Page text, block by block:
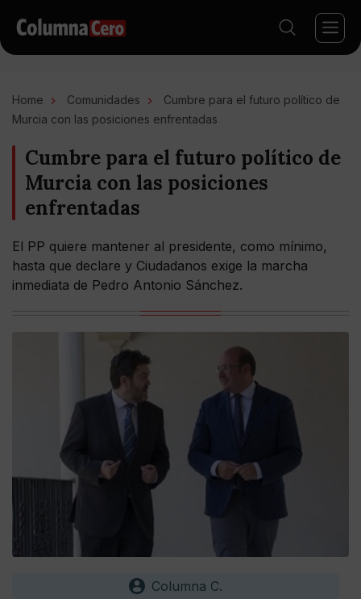
Home Comunidades
Cumbre para el futuro político de
Murcia con las posiciones enfrentadas
Cumbre para el futuro político de
Murcia con las posiciones
enfrentadas
El PP quiere mantener al presidente, como mínimo,
hasta que declare y Ciudadanos exige la marcha
inmediata de Pedro Antonio Sánchez.
Columna C.